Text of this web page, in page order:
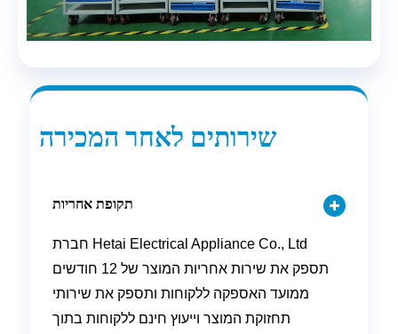
שירותים לאחר המכירה
תקופת אחריות
חברת Hetai Electrical Appliance Co., Ltd
תספק את שירות אחריות המוצר של 12 חודשים
ממועד האספקה ​​ללקוחות ותספק את שירותי
תחזוקת המוצר וייעוץ חינם ללקוחות בתוך